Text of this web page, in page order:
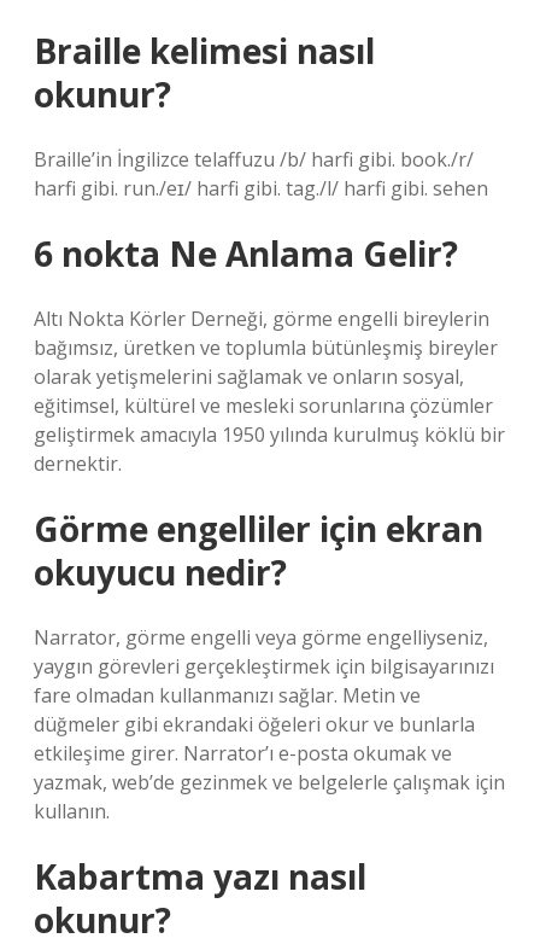
Braille kelimesi nasıl
okunur?
Braille’in İngilizce telaffuzu /b/ harfi gibi. book./r/
harfi gibi. run./eɪ/ harfi gibi. tag./l/ harfi gibi. sehen
6 nokta Ne Anlama Gelir?
Altı Nokta Körler Derneği, görme engelli bireylerin
bağımsız, üretken ve toplumla bütünleşmiş bireyler
olarak yetişmelerini sağlamak ve onların sosyal,
eğitimsel, kültürel ve mesleki sorunlarına çözümler
geliştirmek amacıyla 1950 yılında kurulmuş köklü bir
dernektir.
Görme engelliler için ekran
okuyucu nedir?
Narrator, görme engelli veya görme engelliyseniz,
yaygın görevleri gerçekleştirmek için bilgisayarınızı
fare olmadan kullanmanızı sağlar. Metin ve
düğmeler gibi ekrandaki öğeleri okur ve bunlarla
etkileşime girer. Narrator’ı e-posta okumak ve
yazmak, web’de gezinmek ve belgelerle çalışmak için
kullanın.
Kabartma yazı nasıl
okunur?